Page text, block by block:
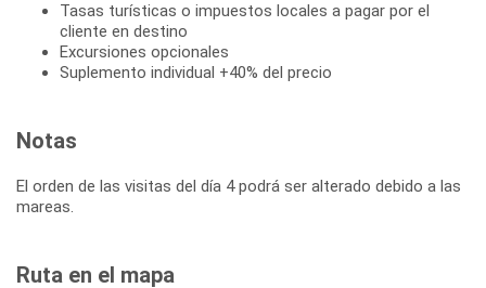
Tasas turísticas o impuestos locales a pagar por el
cliente en destino
Excursiones opcionales
Suplemento individual +40% del precio
Notas
El orden de las visitas del día 4 podrá ser alterado debido a las
mareas.
Ruta en el mapa